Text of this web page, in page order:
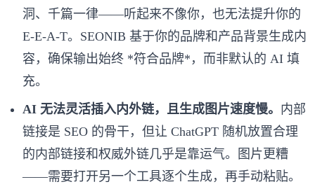
洞、千篇一律——听起来不像你，也无法提升你的
E‑E‑A‑T。SEONIB 基于你的品牌和产品背景生成内
容，确保输出始终 *符合品牌*，而非默认的 AI 填
充。
AI 无法灵活插入内外链，且生成图片速度慢。 内部
链接是 SEO 的骨干，但让 ChatGPT 随机放置合理
的内部链接和权威外链几乎是靠运气。图片更糟
——需要打开另一个工具逐个生成，再手动粘贴。